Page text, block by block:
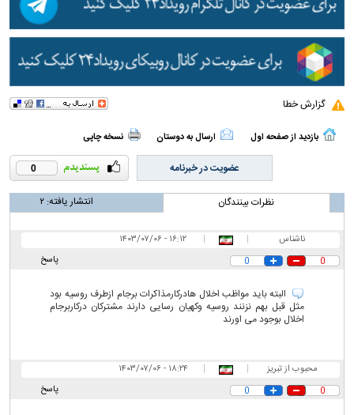
گزارش خطا
بازدید از صفحه اول ارسال به دوستان نسخه چاپی
0 عضویت در خبرنامه
نظرات بینندگان انتشار یافته:۲
ناشناس |
|
۱۶:۱۲ - ۱۴۰۳/۰۷/۰۶
پاسخ
0
0
البته باید مواظب اخلال هادرکارمذاکرات برجام ازطرف روسیه بود
مثل قبل بهم نزنند روسیه وکهیان رسایی دارند مشترکان درکاربرجام
اخلال بوجود می اورند
محبوب از تبریز |
|
۱۸:۲۴ - ۱۴۰۳/۰۷/۰۶
پاسخ
0
0